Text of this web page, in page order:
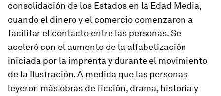
consolidación de los Estados en la Edad Media,
cuando el dinero y el comercio comenzaron a
facilitar el contacto entre las personas. Se
aceleró con el aumento de la alfabetización
iniciada por la imprenta y durante el movimiento
de la Ilustración. A medida que las personas
leyeron más obras de ficción, drama, historia y